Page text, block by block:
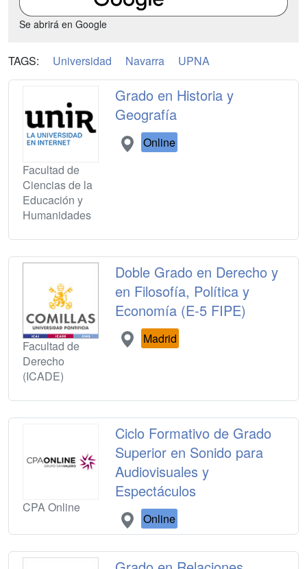
Se abrirá en Google
TAGS: Universidad Navarra UPNA
Facultad de
Ciencias de la
Educación y
Humanidades
Grado en Historia y
Geografía
Online
Facultad de
Derecho
(ICADE)
Doble Grado en Derecho y
en Filosofía, Política y
Economía (E-5 FIPE)
Madrid
CPA Online
Ciclo Formativo de Grado
Superior en Sonido para
Audiovisuales y
Espectáculos
Online